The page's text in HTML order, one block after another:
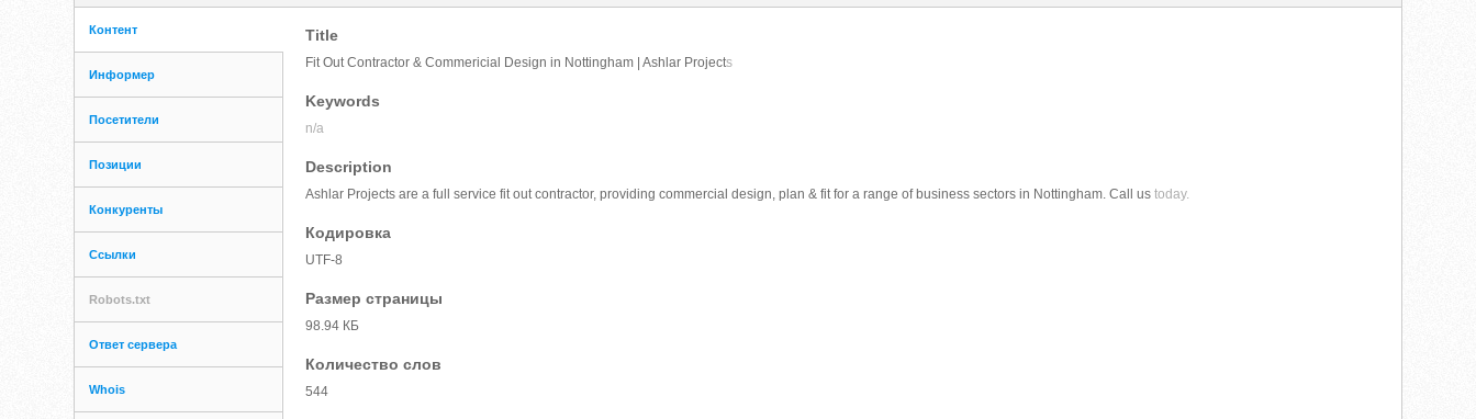
Контент
Информер
Посетители
Позиции
Конкуренты
Ссылки
Robots.txt
Ответ сервера
Whois
Title
Fit Out Contractor & Commericial Design in Nottingham | Ashlar Projects
Keywords
n/a
Description
Ashlar Projects are a full service fit out contractor, providing commercial design, plan & fit for a range of business sectors in Nottingham. Call ustoday.
Кодировка
UTF-8
Размер страницы
98.94 КБ
Количество слов
544